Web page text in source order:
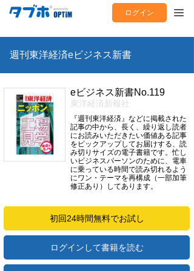
ログイン
週刊東洋経済eビジネス新書
eビジネス新書No.119
東洋経済新報社
『週刊東洋経済』などに掲載された
記事の中から、長く、繰り返し読者
にお読みいただきたい価値ある記事
をピックアップしてお届けする、読
み切りサイズの電子書籍です。忙し
いビジネスパーソンのために、電車
に乗っている時間で読み切れるよう
にワン・テーマを再構成（一部加筆
修正あり）してあります。
初回24時間無料でお試し
ログインして書籍を読む